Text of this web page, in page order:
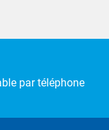
par téléphone